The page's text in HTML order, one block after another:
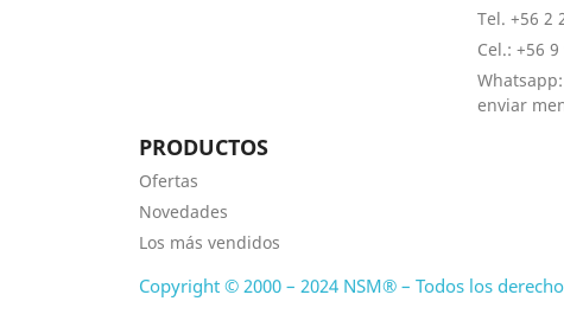
Tel. +56 2
Cel.: +56
enviar
PRODUCTOS
Ofertas
Novedades
Los más vendidos
Copyright © 2000 – 2024 NSM® – Todos los